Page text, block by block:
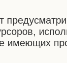
имеющих